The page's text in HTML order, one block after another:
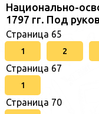
Национально-
1797 гг. Под
Страница 65
1 2
Страница 67
1
Страница 70